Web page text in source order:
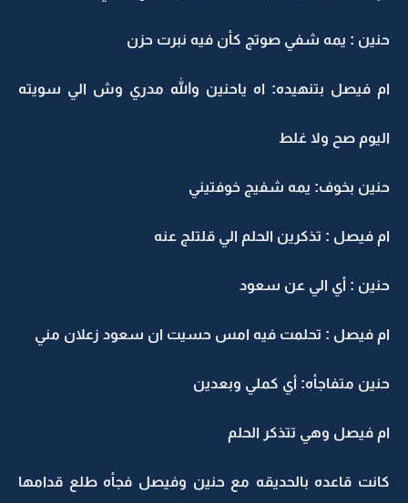
حنين : يمه شفي صوتج كأن فيه نبرت حزن
ام فيصل بتنهيده: اه ياحنين والله مدري وش الي سويته
اليوم صح ولا غلط
حنين بخوف: يمه شفيج خوفتيني
ام فيصل : تذكرين الحلم الي قلتلج عنه
حنين : أي الي عن سعود
ام فيصل : تحلمت فيه امس حسيت ان سعود زعلان مني
حنين متفاجأه: أي كملي وبعدين
ام فيصل وهي تتذكر الحلم
كانت قاعده بالحديقه مع حنين وفيصل فجأه طلع قدامها